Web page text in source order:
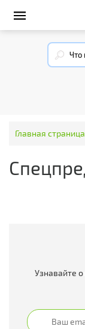
Главная страница
Узнавайте